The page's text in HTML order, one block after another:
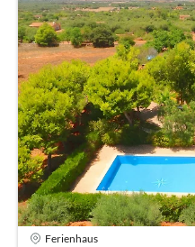
Ferienhaus